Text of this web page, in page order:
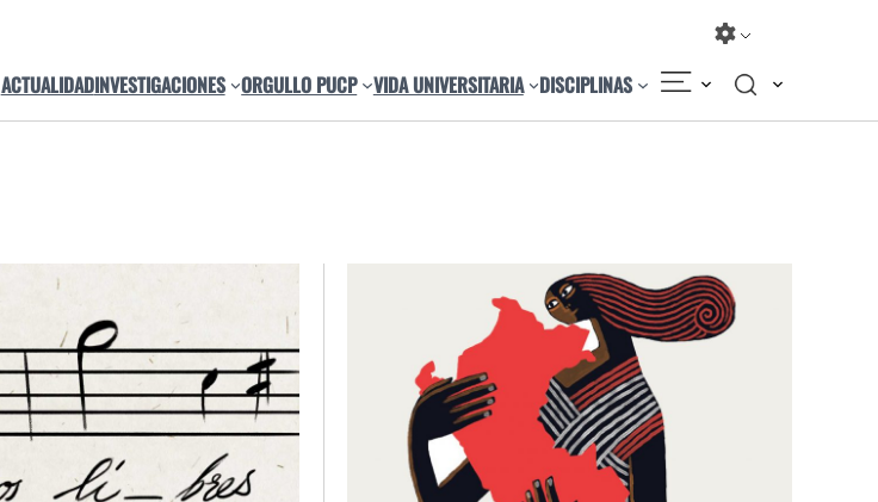
ACTUALIDADINVESTIGACIONES ORGULLO PUCP VIDA UNIVERSITARIA DISCIPLINAS